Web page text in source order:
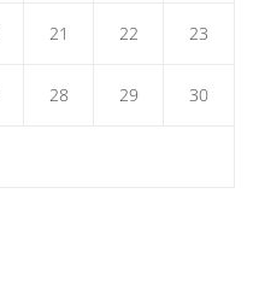
21 22 23
28 29 30